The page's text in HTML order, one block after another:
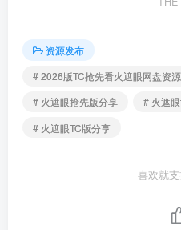
资源发布
# 2026版TC抢先看火遮眼网盘资源
# 火遮眼抢先版分享
# 火遮
# 火遮眼TC版分享
喜欢就